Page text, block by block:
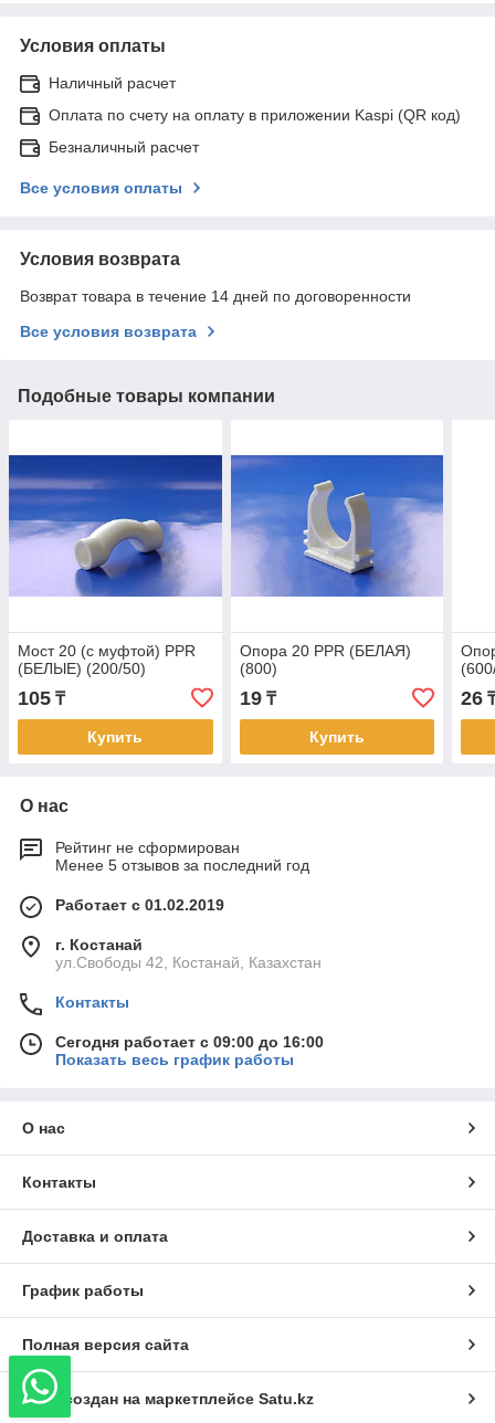
Условия оплаты
Наличный расчет
Оплата по счету на оплату в приложении Kaspi (QR код)
Безналичный расчет
Все условия оплаты
Условия возврата
Возврат товара в течение 14 дней по договоренности
Все условия возврата
Подобные товары компании
Мост 20 (с муфтой) PPR
(БЕЛЫЕ) (200/50)
105 ₸
Купить
Опора 20 PPR (БЕЛАЯ)
(800)
19₸
Купить
26
О нас
Рейтинг не сформирован
Менее 5 отзывов за последний год
Работает с 01.02.2019
г. Костанай
ул.Свободы 42, Костанай, Казахстан
Контакты
Сегодня работает с 09:00 до 16:00
Показать весь график работы
О нас
Контакты
Доставка и оплата
График работы
Полная версия сайта
Сайт создан на маркетплейсе Satu.kz